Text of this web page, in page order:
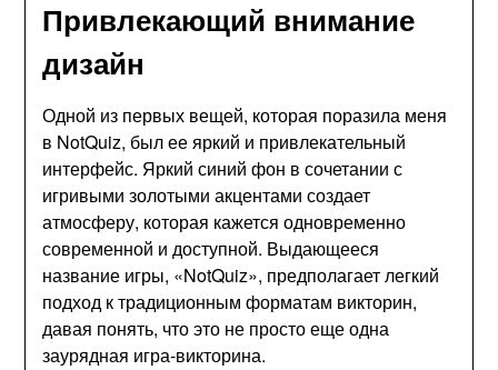
Привлекающий внимание
дизайн
Одной из первых вещей, которая поразила меня
в NotQuiz, был ее яркий и привлекательный
интерфейс. Яркий синий фон в сочетании с
игривыми золотыми акцентами создает
атмосферу, которая кажется одновременно
современной и доступной. Выдающееся
название игры, «NotQuiz», предполагает легкий
подход к традиционным форматам викторин,
давая понять, что это не просто еще одна
заурядная игра-викторина.